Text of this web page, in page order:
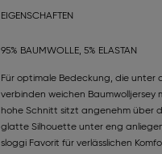
EIGENSCHAFTEN
95% BAUMWOLLE, 5% ELASTAN
Für optimale Bedeckung, die unter
verbinden weichen Baumwolljersey
hohe Schnitt sitzt angenehm über
glatte Silhouette unter eng
sloggi Favorit für verlässlichen